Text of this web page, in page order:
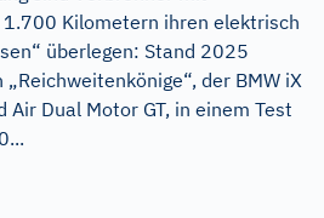
1.700 Kilometern ihren elektrisch
überlegen: Stand 2025
der BMW iX
Air Dual Motor GT, in einem Test